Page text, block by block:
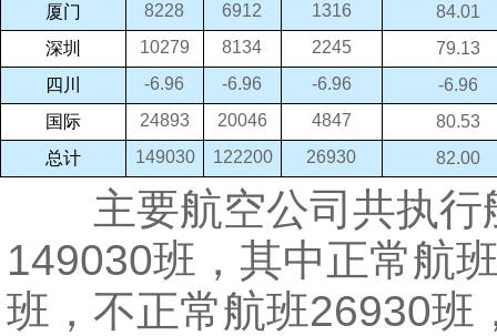
厦门
8228 6912 1316
84.01
深圳
10279 8134 2245
79.13
四川
-6.96 -6.96 -6.96
-6.96
国际
24893 20046 4847
80.53
总计
149030 122200 26930 82.00
主要航空公司共执行
149030班，其中正常航
班，不正常航班26930班